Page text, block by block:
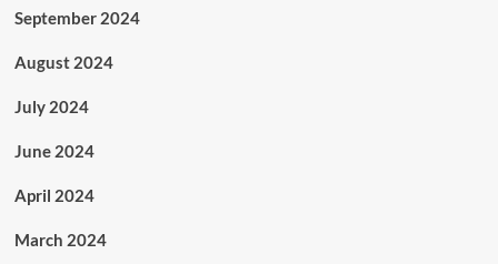
September 2024
August 2024
July 2024
June 2024
April 2024
March 2024